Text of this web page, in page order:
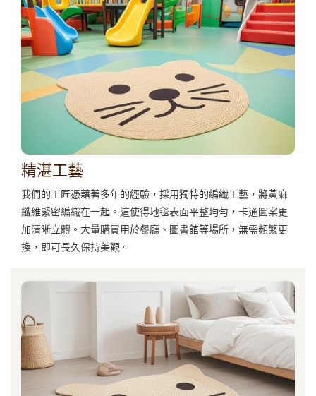
精湛工藝
我們的工匠憑藉著多年的經驗，採用獨特的編織工藝，將黃麻
纖維緊密編織在一起。這使得地毯表面平整均勻，卡通圖案更
加清晰立體。大量購買用於餐廳、圖書館等場所，無需頻繁更
換，即可長久保持美觀。